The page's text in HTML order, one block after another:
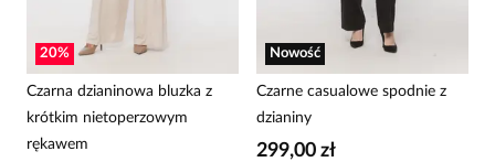
20%
Czarna dzianinowa bluzka z
krótkim nietoperzowym
rękawem
Nowość
Czarne casualowe spodnie z
dzianiny
299,00 zł